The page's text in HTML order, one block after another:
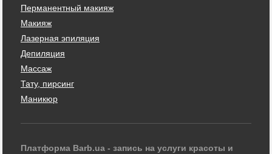
Перманентный макияж
Макияж
Лазерная эпиляция
Депиляция
Массаж
Тату, пирсинг
Маникюр
Платформа Barb.ua - запись на услуги красоты и